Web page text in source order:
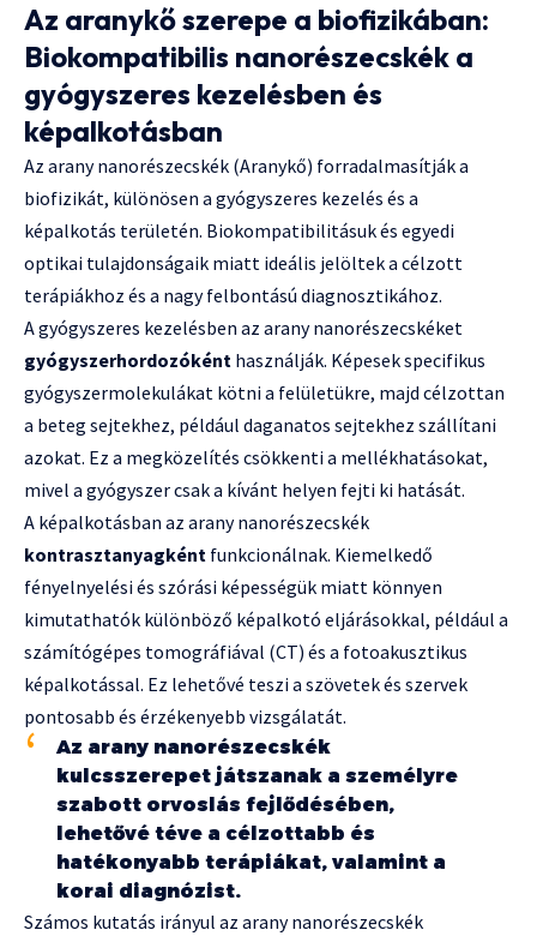
Az aranykő szerepe a biofizikában:
Biokompatibilis nanorészecskék a
gyógyszeres kezelésben és
képalkotásban
Az arany nanorészecskék (Aranykő) forradalmasítják a
biofizikát, különösen a gyógyszeres kezelés és a
képalkotás területén. Biokompatibilitásuk és egyedi
optikai tulajdonságaik miatt ideális jelöltek a célzott
terápiákhoz és a nagy felbontású diagnosztikához.
A gyógyszeres kezelésben az arany nanorészecskéket
gyógyszerhordozóként használják. Képesek specifikus
gyógyszermolekulákat kötni a felületükre, majd célzottan
a beteg sejtekhez, például daganatos sejtekhez szállítani
azokat. Ez a megközelítés csökkenti a mellékhatásokat,
mivel a gyógyszer csak a kívánt helyen fejti ki hatását.
A képalkotásban az arany nanorészecskék
kontrasztanyagként funkcionálnak. Kiemelkedő
fényelnyelési és szórási képességük miatt könnyen
kimutathatók különböző képalkotó eljárásokkal, például a
számítógépes tomográfiával (CT) és a fotoakusztikus
képalkotással. Ez lehetővé teszi a szövetek és szervek
pontosabb és érzékenyebb vizsgálatát.
Az arany nanorészecskék
kulcsszerepet játszanak a személyre
szabott orvoslás fejlődésében,
lehetővé téve a célzottabb és
hatékonyabb terápiákat, valamint a
korai diagnózist.
Számos kutatás irányul az arany nanorészecskék